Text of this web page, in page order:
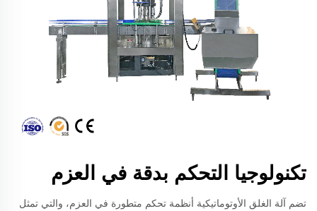
تكنولوجيا التحكم بدقة في العزم
تضم آلة الغلق الأوتوماتيكية أنظمة تحكم متطورة في العزم، والتي تمثل